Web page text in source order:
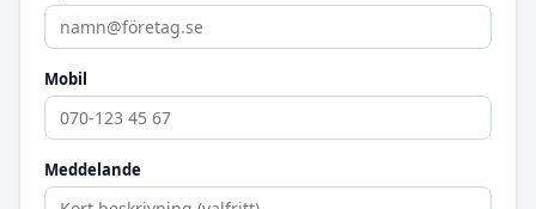
Mobil
Meddelande